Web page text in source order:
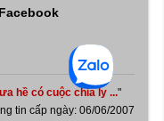
hề có cuộc chia ly ..."
tin cấp ngày: 06/06/2007